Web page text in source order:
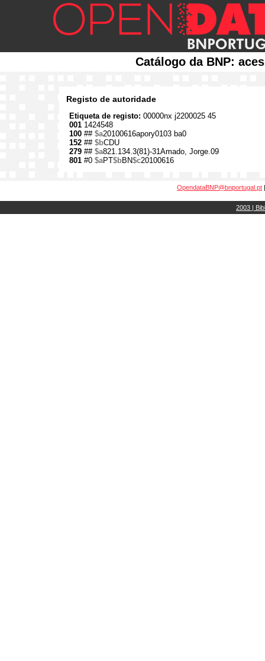
Catálogo da BNP:
Registo de autoridade
Etiqueta de registo: 00000nx j2200025 45
001 1424548
100 ## $a20100616apory0103 ba0
152 ## $bCDU
279 ## $a821.134.3(81)-31Amado, Jorge.09
801 #0 $aPT$bBN$c20100616
OpendataBNP@bnportugal.pt
2003 |